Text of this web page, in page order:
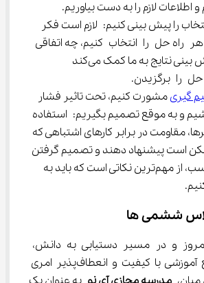
اطلاعات لازم را به دست بیاوریم.
را پیش بینی کنیم: لازم است فکر
راه حل را انتخاب کنیم، چه اتفاقی
می‌افتد. پیش بینی نتایج به ما کمک می‌کند
حل را برگزیدن.
گیری مشورت کنیم، تحت تاثیر فشار
و به موقع تصمیم بگیریم: استفاده
مقاومت در برابر کارهای اشتباهی که
است پیشنهاد دهند و تصمیم گرفتن
در زمان مناسب، از مهم‌ترین نکاتی است که باید به
ششمی ها
و در مسیر دستیابی به دانش،
دسترسی به منابع آموزشی با کیفیت و انعطاف‌پذیر امری